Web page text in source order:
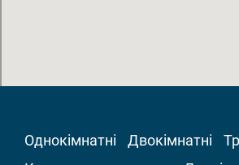
Однокімнатні Двокімнатні